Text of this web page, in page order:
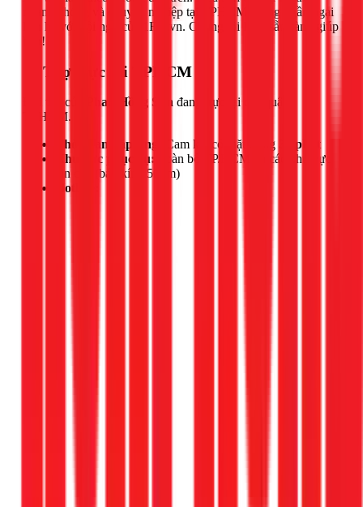
nhanh chóng và chuyên nghiệp tại TPHCM, đừng ngần ngại
liên hệ với đội ngũ của 1Fix.vn. Chúng tôi luôn sẵn sàng giúp
bạn!
📍 Thợ trực tại TPHCM
Đội thợ của Phan Hồng Sơn đang trực tại các quận
TPHCM.
Thời gian đáp ứng:
Cam kết có mặt trong
30 phút
Khu vực phục vụ:
Toàn bộ TP.HCM và các khu vực
lân cận (bán kính 50km)
Hotline: